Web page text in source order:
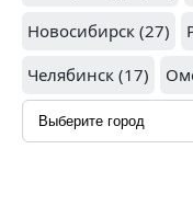
Новосибирск (27)
Челябинск (17)